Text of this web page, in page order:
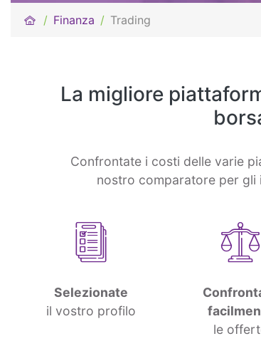
Finanza Trading
La migliore
Confrontate i costi delle varie
nostro comparatore per gli
Selezionate
il vostro profilo
le